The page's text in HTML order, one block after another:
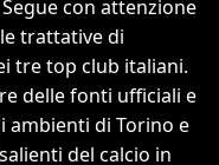
con attenzione
trattative di
tre top club italiani.
delle fonti ufficiali e
ambienti di Torino e
del calcio in